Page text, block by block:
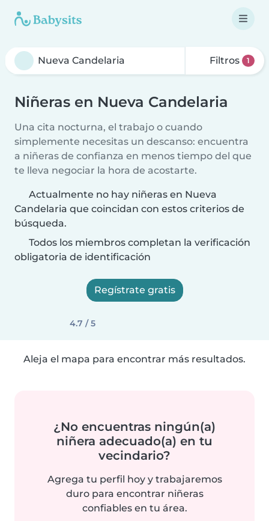
Filtros 1
Niñeras en Nueva Candelaria
Una cita nocturna, el trabajo o cuando
simplemente necesitas un descanso: encuentra
a niñeras de confianza en menos tiempo del que
te lleva negociar la hora de acostarte.
Actualmente no hay niñeras en Nueva
Candelaria que coincidan con estos criterios de
búsqueda.
Todos los miembros completan la verificación
obligatoria de identificación
Regístrate gratis
4.7 / 5
Aleja el mapa para encontrar más resultados.
¿No encuentras ningún(a)
niñera adecuado(a) en tu
vecindario?
Agrega tu perfil hoy y trabajaremos
duro para encontrar niñeras
confiables en tu área.